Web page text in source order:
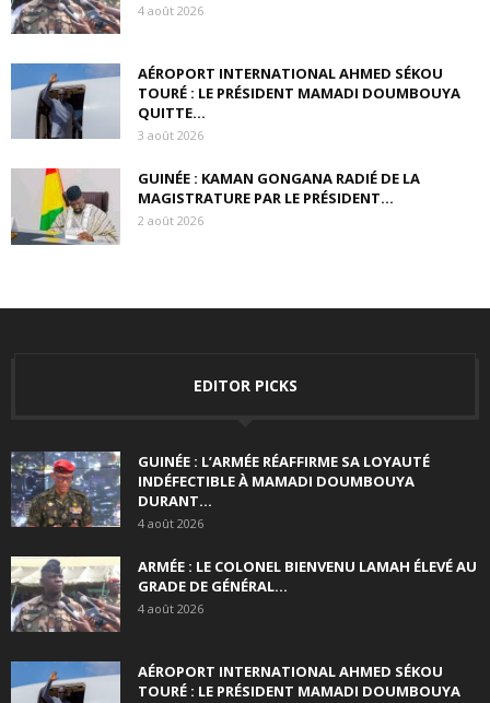
4 août 2026
AÉROPORT INTERNATIONAL AHMED SÉKOU
TOURÉ : LE PRÉSIDENT MAMADI DOUMBOUYA
QUITTE...
3 août 2026
GUINÉE : KAMAN GONGANA RADIÉ DE LA
MAGISTRATURE PAR LE PRÉSIDENT...
2 août 2026
EDITOR PICKS
GUINÉE : L’ARMÉE RÉAFFIRME SA LOYAUTÉ
INDÉFECTIBLE À MAMADI DOUMBOUYA
DURANT...
4 août 2026
ARMÉE : LE COLONEL BIENVENU LAMAH ÉLEVÉ AU
GRADE DE GÉNÉRAL...
4 août 2026
AÉROPORT INTERNATIONAL AHMED SÉKOU
TOURÉ : LE PRÉSIDENT MAMADI DOUMBOUYA